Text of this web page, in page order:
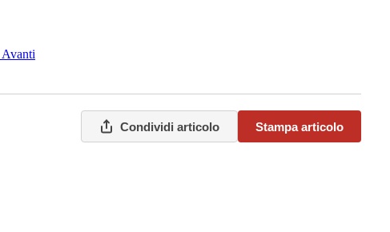
Avanti
Condividi articolo Stampa articolo